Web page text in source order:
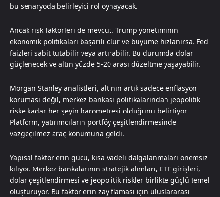
bu senaryoda belirleyici rol oynayacak.
Ancak risk faktörleri de mevcut. Trump yönetiminin
ekonomik politikaları başarılı olur ve büyüme hızlanırsa, Fed
faizleri sabit tutabilir veya artırabilir. Bu durumda dolar
güçlenecek ve altın yüzde 5-20 arası düzeltme yaşayabilir.
Morgan Stanley analistleri, altının artık sadece enflasyon
koruması değil, merkez bankası politikalarından jeopolitik
riske kadar her şeyin barometresi olduğunu belirtiyor.
Platform, yatırımcıların portföy çeşitlendirmesinde
vazgeçilmez araç konumuna geldi.
Yapısal faktörlerin gücü, kısa vadeli dalgalanmaları önemsiz
kılıyor. Merkez bankalarının stratejik alımları, ETF girişleri,
dolar çeşitlendirmesi ve jeopolitik riskler birlikte güçlü temel
oluşturuyor. Bu faktörlerin zayıflaması için uluslararası